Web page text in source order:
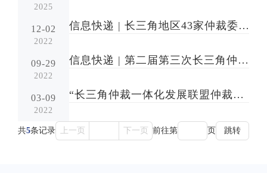
2025
12-02
2022
信息快递 | 长三角地区43家仲裁委联合发布《金陵宣言》
09-29
2022
信息快递 | 第二届第三次长三角仲裁一体化发展会议成功举办
03-09
2022
“长三角仲裁一体化发展联盟仲裁实务研讨会”成功举办
共5条记录 上一页 下一页 前往第 页 跳转